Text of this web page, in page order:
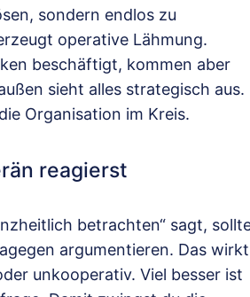
sondern endlos zu
operative Lähmung.
beschäftigt, kommen aber
sieht alles strategisch aus.
Organisation im Kreis.
reagierst
betrachten“ sagt,
argumentieren. Das wirkt
unkooperativ. Viel besser ist